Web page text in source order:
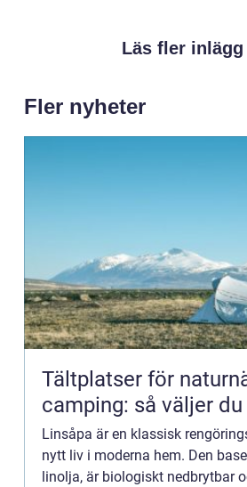
Läs fler inlägg
Fler nyheter
Tältplatser för
camping: så väljer
Linsåpa är en klassisk
nytt liv i moderna hem. Den
linolja, är biologiskt nedbrytbar